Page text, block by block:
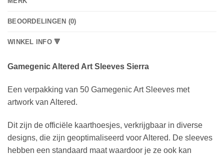
BEOORDELINGEN (0)
WINKEL INFO 🔻
Gamegenic Altered Art Sleeves Sierra
Een verpakking van 50 Gamegenic Art Sleeves met
artwork van Altered.
Dit zijn de officiële kaarthoesjes, verkrijgbaar in diverse
designs, die zijn geoptimaliseerd voor Altered. De sleeves
hebben een standaard maat waardoor je ze ook kan